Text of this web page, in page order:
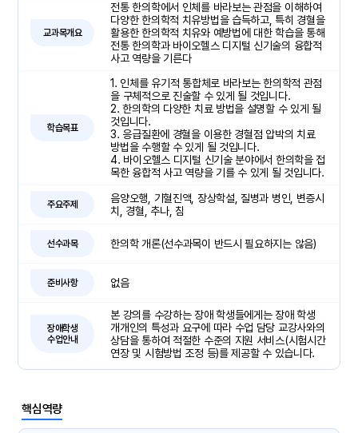
교과목개요
전통 한의학에서 인체를 바라보는 관점을 이해하여
다양한 한의학적 치유방법을 습득하고, 특히 경혈을
활용한 한의학적 치유와 예방법에 대한 학습을 통해
전통 한의학과 바이오헬스 디지털 신기술의 융합적
사고 역량을 기른다
학습목표
1. 인체를 유기적 통합체로 바라보는 한의학적 관점
을 구체적으로 진술할 수 있게 될 것입니다.
2. 한의학의 다양한 치료 방법을 설명할 수 있게 될
것입니다.
3. 응급질환에 경혈을 이용한 경혈점 압박의 치료
방법을 수행할 수 있게 될 것입니다.
4. 바이오헬스 디지털 신기술 분야에서 한의학을 접
목한 융합적 사고 역량을 기를 수 있게 될 것입니다.
주요주제
음양오행, 기혈진액, 장상학설, 질병과 병인, 변증시
치, 경혈, 추나, 침
선수과목 한의학 개론(선수과목이 반드시 필요하지는 않음)
준비사항 없음
장애학생
수업안내
본 강의를 수강하는 장애 학생들에게는 장애 학생
개개인의 특성과 요구에 따라 수업 담당 교강사와의
상담을 통하여 적절한 수준의 지원 서비스(시험시간
연장 및 시험방법 조정 등)를 제공할 수 있습니다.
핵심역량